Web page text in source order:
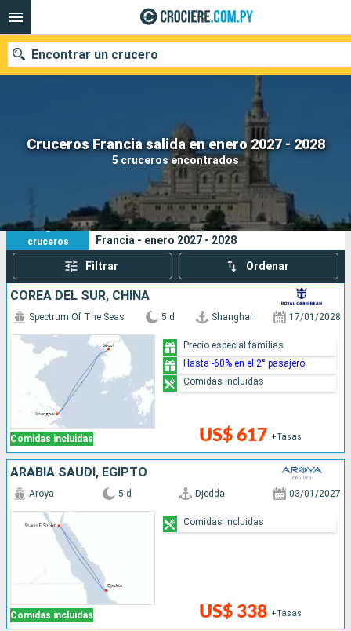
Cruceros Francia salida en enero 2027 - 2028
5 cruceros encontrados
Encontrar un crucero
Nuestros destinos
Puertos Compañías
Buscar
5
cruceros
Sus criterios de búsqueda:
Francia - enero 2027 - 2028
Filtrar Ordenar
COREA DEL SUR, CHINA
Comidas incluidas
Spectrum Of The Seas 5 d Shanghai 17/01/2028
US$ 617 +Tasas
Precio especial familias
Hasta -60% en el 2° pasajero
Comidas incluidas
ARABIA SAUDÍ, EGIPTO
Comidas incluidas
Aroya 5 d Djedda 03/01/2027
US$ 338 +Tasas
Comidas incluidas